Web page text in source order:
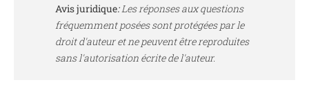
Avis juridique:Les réponses aux questions
fréquemment posées sont protégées par le
droit d'auteur et ne peuvent être reproduites
sans l'autorisation écrite de l'auteur.